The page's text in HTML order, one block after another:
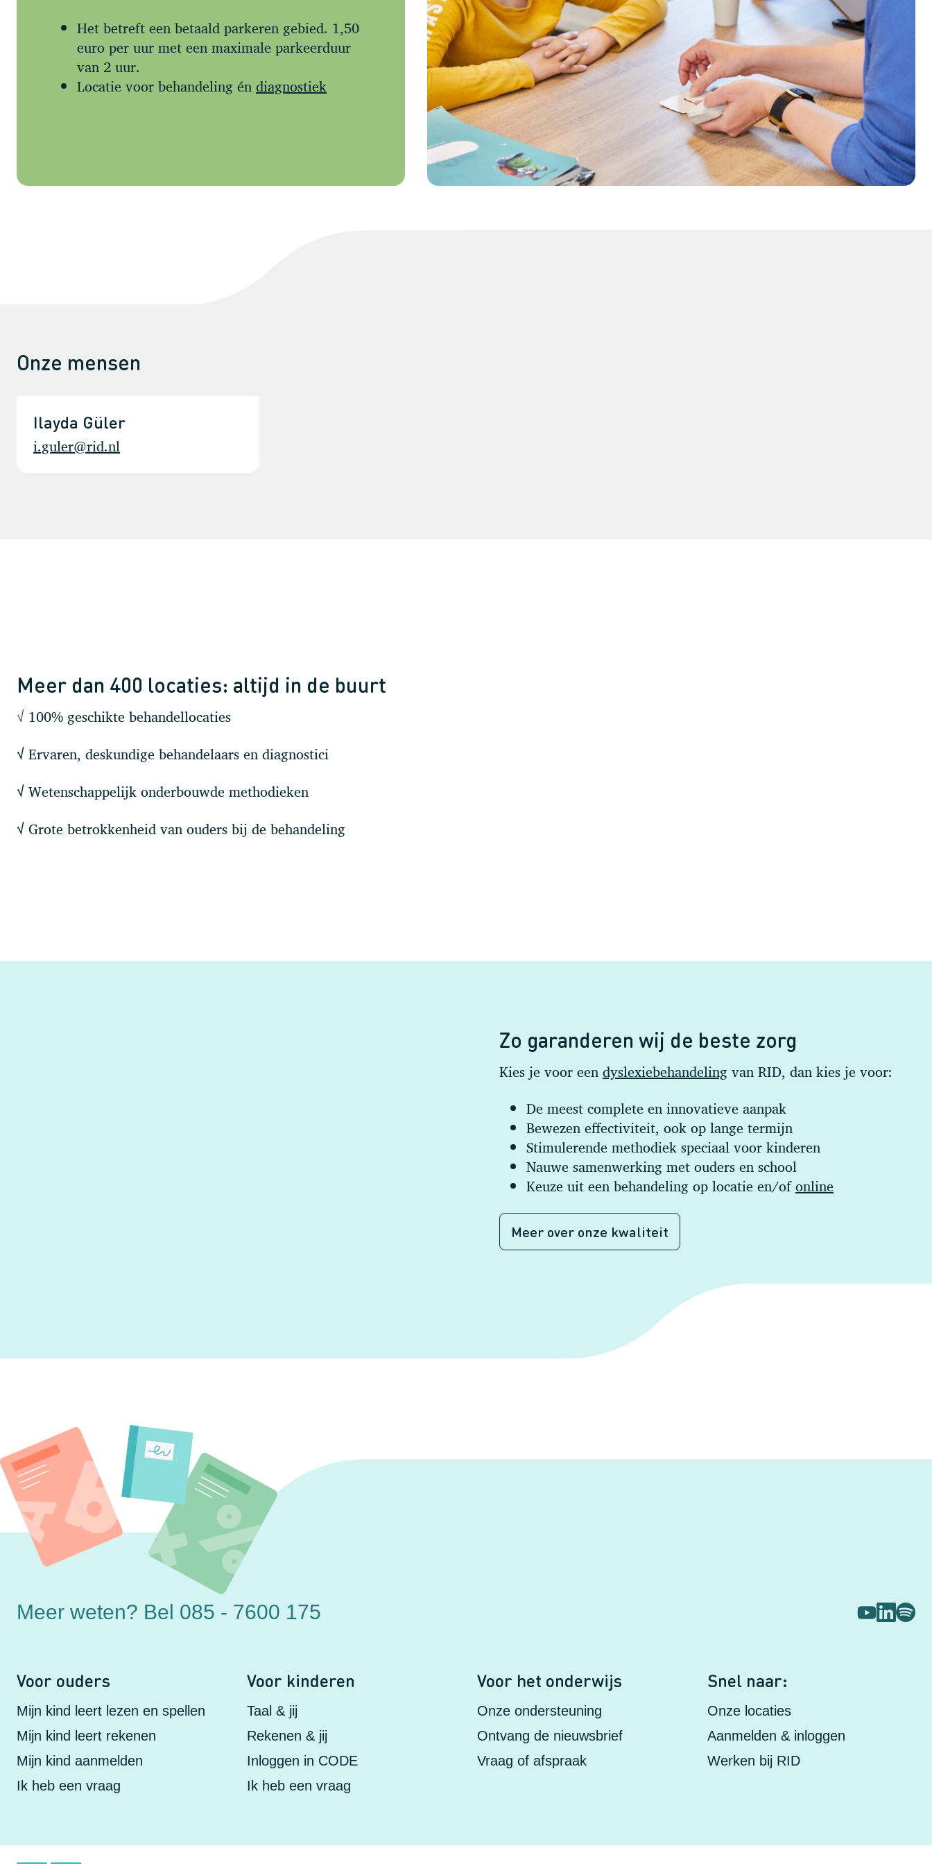
Het betreft een betaald parkeren gebied. 1,50
euro per uur met een maximale parkeerduur
van 2 uur.
Locatie voor behandeling éndiagnostiek
Onze mensen
Ilayda Güler
i.guler@rid.nl
Meer dan 400 locaties: altijd in de buurt
√ 100% geschikte behandellocaties
√ Ervaren, deskundige behandelaars en diagnostici
√ Wetenschappelijk onderbouwde methodieken
√ Grote betrokkenheid van ouders bij de behandeling
Zo garanderen wij de beste zorg
Kies je voor eendyslexiebehandelingvan RID, dan kies je voor:
De meest complete en innovatieve aanpak
Bewezen effectiviteit, ook op lange termijn
Stimulerende methodiek speciaal voor kinderen
Nauwe samenwerking met ouders en school
Keuze uit een behandeling op locatie en/ofonline
Meer over onze kwaliteit
Meer weten? Bel 085 - 7600 175
Voor ouders
Mijn kind leert lezen en spellen
Mijn kind leert rekenen
Mijn kind aanmelden
Ik heb een vraag
Voor kinderen
Taal & jij
Rekenen & jij
Inloggen in CODE
Ik heb een vraag
Voor het onderwijs
Onze ondersteuning
Ontvang de nieuwsbrief
Vraag of afspraak
Snel naar:
Onze locaties
Aanmelden & inloggen
Werken bij RID